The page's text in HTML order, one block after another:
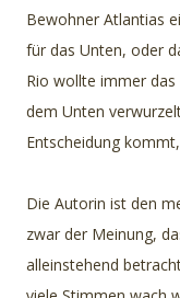
Bewohner Atlantias
für das Unten, oder
Rio wollte immer
dem Unten
Entscheidung
Die Autorin ist den
zwar der Meinung,
alleinstehend